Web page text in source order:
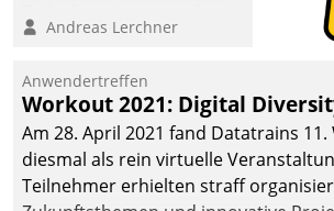
Teilnehmer kurzweilige
Cloud-Strategien und -
Lösungen mit hohem
Zukunftspotenzial.
Andreas Lerchner
Anwendertreffen
Workout 2021: Digital
Am 28. April 2021 fand Datatrains
diesmal als rein virtuelle
Teilnehmer erhielten straff